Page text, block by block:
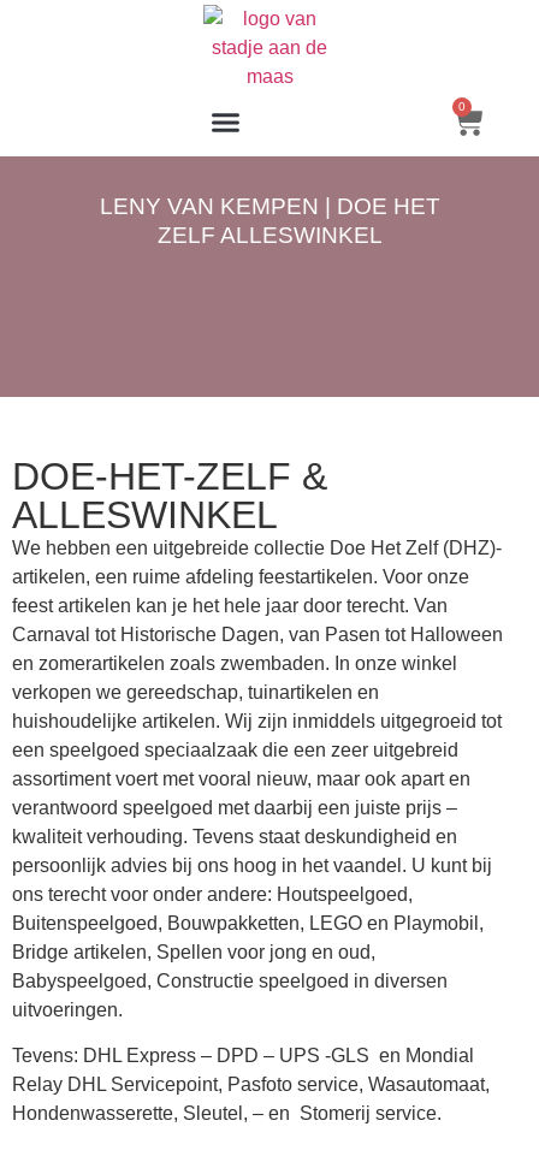
0
LENY VAN KEMPEN | DOE HET
ZELF ALLESWINKEL
DOE-HET-ZELF &
ALLESWINKEL
We hebben een uitgebreide collectie Doe Het Zelf (DHZ)-
artikelen, een ruime afdeling feestartikelen. Voor onze
feest artikelen kan je het hele jaar door terecht. Van
Carnaval tot Historische Dagen, van Pasen tot Halloween
en zomerartikelen zoals zwembaden. In onze winkel
verkopen we gereedschap, tuinartikelen en
huishoudelijke artikelen. Wij zijn inmiddels uitgegroeid tot
een speelgoed speciaalzaak die een zeer uitgebreid
assortiment voert met vooral nieuw, maar ook apart en
verantwoord speelgoed met daarbij een juiste prijs –
kwaliteit verhouding. Tevens staat deskundigheid en
persoonlijk advies bij ons hoog in het vaandel. U kunt bij
ons terecht voor onder andere: Houtspeelgoed,
Buitenspeelgoed, Bouwpakketten, LEGO en Playmobil,
Bridge artikelen, Spellen voor jong en oud,
Babyspeelgoed, Constructie speelgoed in diversen
uitvoeringen.
Tevens: DHL Express – DPD – UPS -GLS en Mondial
Relay DHL Servicepoint, Pasfoto service, Wasautomaat,
Hondenwasserette, Sleutel, – en Stomerij service.